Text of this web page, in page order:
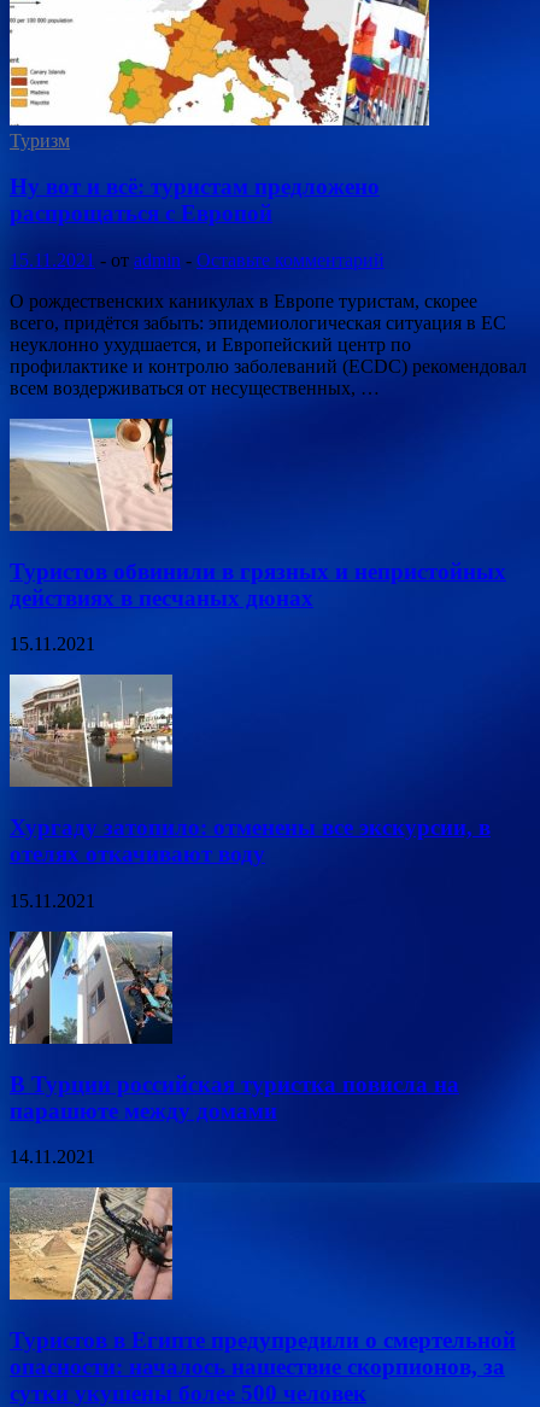
Туризм
Ну вот и всё: туристам предложено
распрощаться с Европой
15.11.2021 - от admin - Оставьте комментарий
О рождественских каникулах в Европе туристам, скорее
всего, придётся забыть: эпидемиологическая ситуация в ЕС
неуклонно ухудшается, и Европейский центр по
профилактике и контролю заболеваний (ECDC) рекомендовал
всем воздерживаться от несущественных, …
Туристов обвинили в грязных и непристойных
действиях в песчаных дюнах
15.11.2021
Хургаду затопило: отменены все экскурсии, в
отелях откачивают воду
15.11.2021
В Турции российская туристка повисла на
парашюте между домами
14.11.2021
Туристов в Египте предупредили о смертельной
опасности: началось нашествие скорпионов, за
сутки укушены более 500 человек